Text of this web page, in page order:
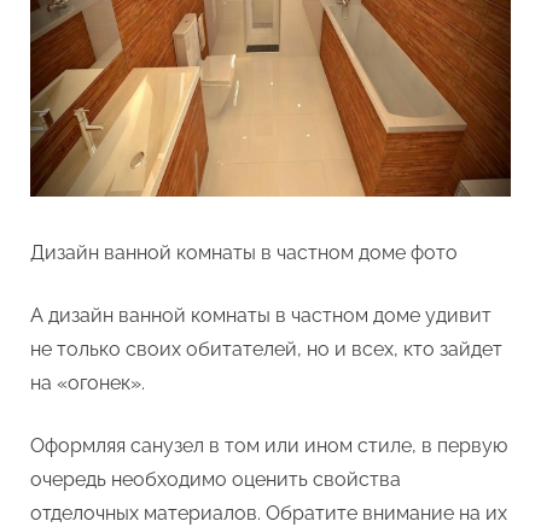
Дизайн ванной комнаты в частном доме фото
А дизайн ванной комнаты в частном доме удивит
не только своих обитателей, но и всех, кто зайдет
на «огонек».
Оформляя санузел в том или ином стиле, в первую
очередь необходимо оценить свойства
отделочных материалов. Обратите внимание на их